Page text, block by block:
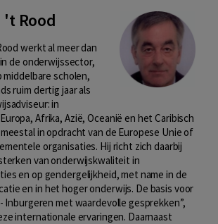
't Rood
werkt al meer dan
de onderwijssector,
middelbare scholen,
ruim dertig jaar als
in
Afrika, Azië, Oceanië en het Caribisch
in opdracht van de Europese Unie of
organisaties. Hij richt zich daarbij
van onderwijskwaliteit in
en op gendergelijkheid, met name in de
en in het hoger onderwijs. De basis voor
Inburgeren met waardevolle gesprekken”,
internationale ervaringen. Daarnaast